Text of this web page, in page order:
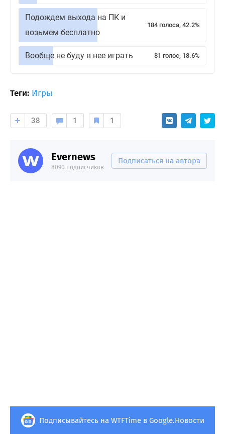
Подождем выхода на ПК и
возьмем бесплатно
184 голоса, 42.2%
Вообще не буду в нее играть 81 голос, 18.6%
Теги: Игры
38 1 1
Evernews
8090 подписчиков
Подписаться на автора
Подписывайтесь на WTFTime в Google.Новости